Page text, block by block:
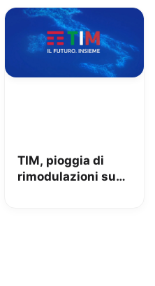
senza segnale
TIM, pioggia di
rimodulazioni su